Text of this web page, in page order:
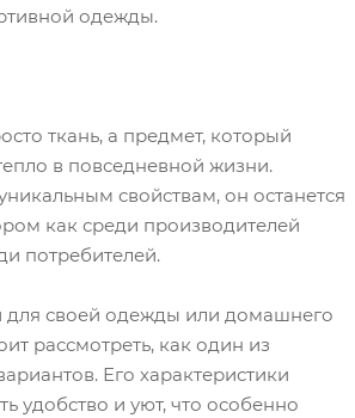
одежды.
ткань, а предмет, который
в повседневной жизни.
свойствам, он останется
как среди производителей
потребителей.
для своей одежды или домашнего
рассмотреть, как один из
Его характеристики
удобство и уют, что особенно